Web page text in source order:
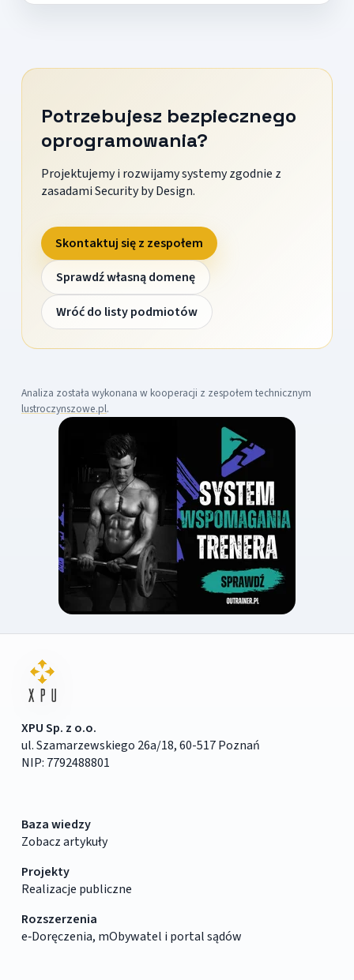
Potrzebujesz bezpiecznego
oprogramowania?
Projektujemy i rozwijamy systemy zgodnie z
zasadami Security by Design.
Skontaktuj się z zespołem
Sprawdź własną domenę
Wróć do listy podmiotów
Analiza została wykonana w kooperacji z zespołem technicznym
lustroczynszowe.pl.
XPU Sp. z o.o.
ul. Szamarzewskiego 26a/18, 60-517 Poznań
NIP: 7792488801
Baza wiedzy
Zobacz artykuły
Projekty
Realizacje publiczne
Rozszerzenia
e‑Doręczenia, mObywatel i portal sądów